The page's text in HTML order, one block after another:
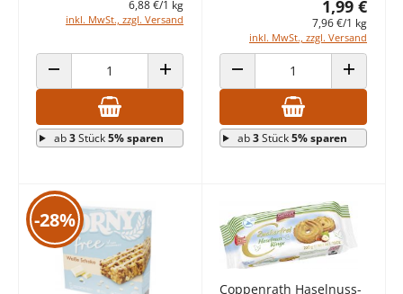
6,88 €/1 kg
inkl. MwSt., zzgl. Versand
ANZAHL VERRINGERN ANZAHL ERHÖHEN
ab3Stück5% sparen
1,99 €
7,96 €/1 kg
inkl. MwSt., zzgl. Versand
ANZAHL VERRINGERN ANZAHL
ab3Stück5% sparen
-28%
Coppenrath Haselnuss-